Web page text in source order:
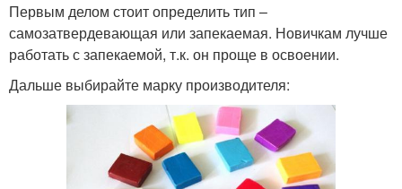
Первым делом стоит определить тип –
самозатвердевающая или запекаемая. Новичкам лучше
работать с запекаемой, т.к. он проще в освоении.
Дальше выбирайте марку производителя: